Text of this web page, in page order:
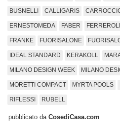
BUSNELLI CALLIGARIS
ERNESTOMEDA FABER
FRANKE FUORISALONE
IDEAL STANDARD KERAKOLL
MILANO DESIGN WEEK MILANO
MORETTI COMPACT MYRTA POOLS
RIFLESSI RUBELL
pubblicato da CosediCasa.com